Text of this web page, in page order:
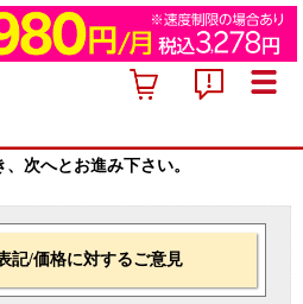
次へとお進み下さい。
記/価格に対するご意見